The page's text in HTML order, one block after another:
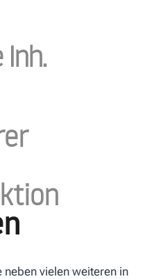
neben vielen weiteren in